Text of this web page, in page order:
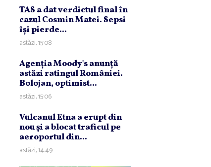
TAS a dat verdictul final în
cazul Cosmin Matei. Sepsi
îşi pierde...
astăzi, 15:08
Agenţia Moody's anunţă
astăzi ratingul României.
Bolojan, optimist...
astăzi, 15:06
Vulcanul Etna a erupt din
nou şi a blocat traficul pe
aeroportul din...
astăzi, 14:49